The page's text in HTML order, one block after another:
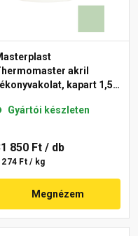
akril
kapart 1,5
Gyártói készleten
850 Ft / db
274 Ft / kg
Megnézem